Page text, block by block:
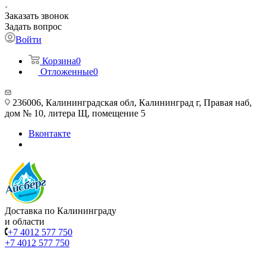
Заказать звонок
Задать вопрос
Войти
Корзина0
Отложенные0
236006, Калининградская обл, Калининград г, Правая наб,
дом № 10, литера Щ, помещение 5
Вконтакте
Доставка по Калининграду
и области
+7 4012 577 750
+7 4012 577 750